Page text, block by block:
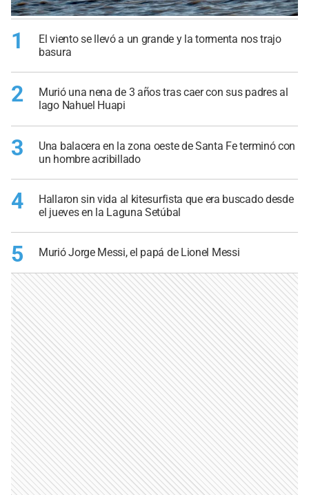
1
El viento se llevó a un grande y la tormenta nos trajo
basura
2
Murió una nena de 3 años tras caer con sus padres al
lago Nahuel Huapi
3
Una balacera en la zona oeste de Santa Fe terminó con
un hombre acribillado
4
Hallaron sin vida al kitesurfista que era buscado desde
el jueves en la Laguna Setúbal
5 Murió Jorge Messi, el papá de Lionel Messi